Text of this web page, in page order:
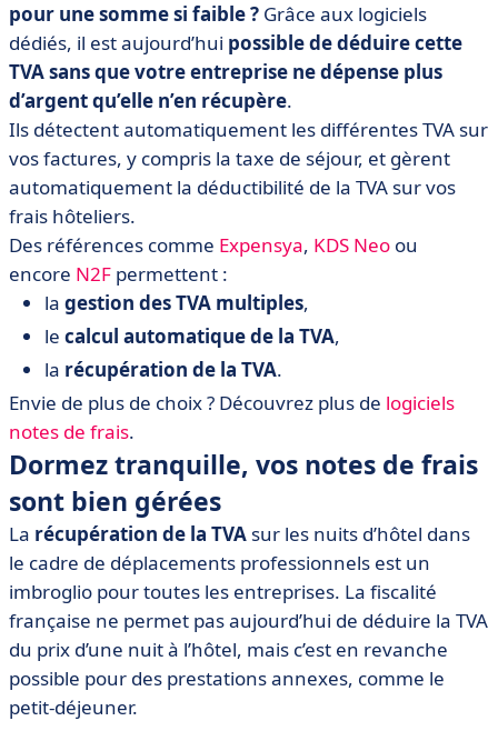
pour une somme si faible ? Grâce aux logiciels
dédiés, il est aujourd’hui possible de déduire cette
TVA sans que votre entreprise ne dépense plus
d’argent qu’elle n’en récupère.
Ils détectent automatiquement les différentes TVA sur
vos factures, y compris la taxe de séjour, et gèrent
automatiquement la déductibilité de la TVA sur vos
frais hôteliers.
Des références comme Expensya, KDS Neo ou
encore N2F permettent :
la gestion des TVA multiples,
le calcul automatique de la TVA,
la récupération de la TVA.
Envie de plus de choix ? Découvrez plus de logiciels
notes de frais.
Dormez tranquille, vos notes de frais
sont bien gérées
La récupération de la TVA sur les nuits d’hôtel dans
le cadre de déplacements professionnels est un
imbroglio pour toutes les entreprises. La fiscalité
française ne permet pas aujourd’hui de déduire la TVA
du prix d’une nuit à l’hôtel, mais c’est en revanche
possible pour des prestations annexes, comme le
petit-déjeuner.